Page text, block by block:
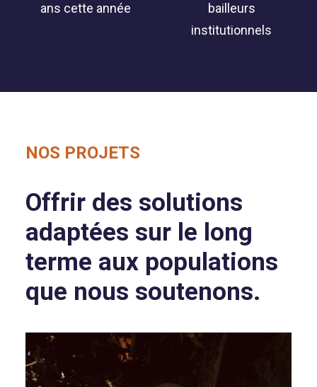
ans cette année
bailleurs
institutionnels
NOS PROJETS
Offrir des solutions
adaptées sur le long
terme aux populations
que nous soutenons.